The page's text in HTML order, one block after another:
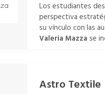
Los estudiantes
perspectiva
su vínculo con las
Valeria Mazza se
Astro Textile